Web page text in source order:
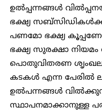
ഉൽപ്പന്നങ്ങൾ
ഭക്ഷ്യ
പണമോ ഭക്ഷ്യ
ഭക്ഷ്യ സുരക്ഷാ
പൊതുവിതരണ ശൃംഖല
കടകൾ എന്ന പേരിൽ
ഉൽപന്നങ്ങൾ
സ്ഥാപനമാക്കാനുള്ള